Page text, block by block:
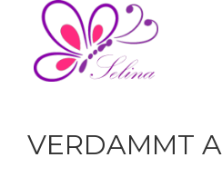
VERDAMMT